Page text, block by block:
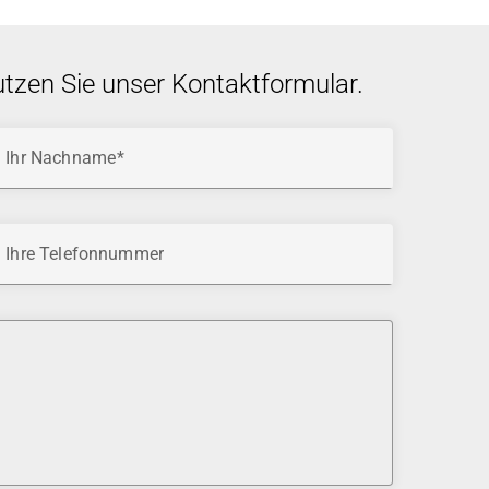
Sie unser Kontaktformular.
Ihr Nachname
Ihre Telefonnummer